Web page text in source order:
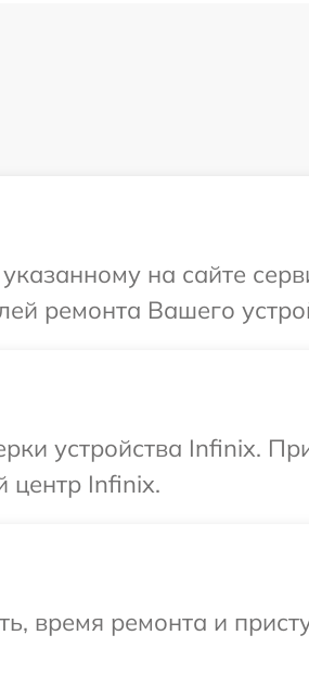
на сайте
ремонта Вашего
устройства Infinix.
центр Infinix.
время ремонта и